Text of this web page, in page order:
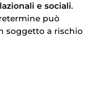
e sociali.
può
soggetto a rischio